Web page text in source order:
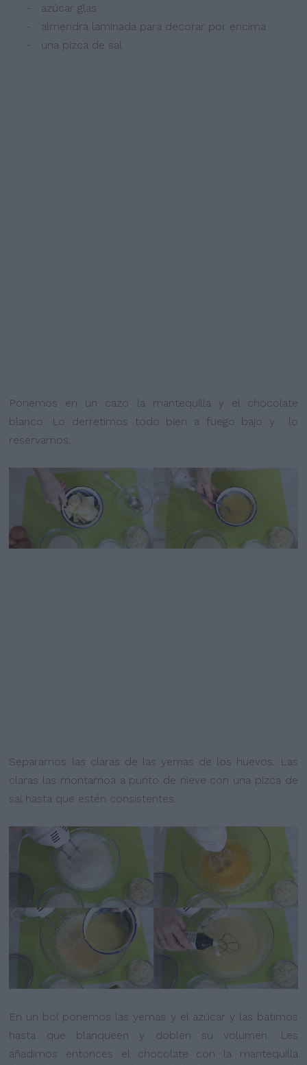
- azúcar glas
- almendra laminada para decorar por encima
- una pizca de sal
Ponemos en un cazo la mantequilla y el chocolate
blanco. Lo derretimos todo bien a fuego bajo y lo
reservamos.
Separamos las claras de las yemas de los huevos. Las
claras las montamoa a punto de nieve con una pizca de
sal hasta que estén consistentes.
En un bol ponemos las yemas y el azúcar y las batimos
hasta que blanqueen y doblen su volumen. Les
añadimos entonces el chocolate con la mantequilla